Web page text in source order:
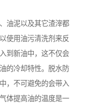
油泥以及其它渣滓都
使用油污清洗剂来反
到新油中，这不仅会
的冷却特性。脱水防
，不可避免的会带入
体提高油的温度是一